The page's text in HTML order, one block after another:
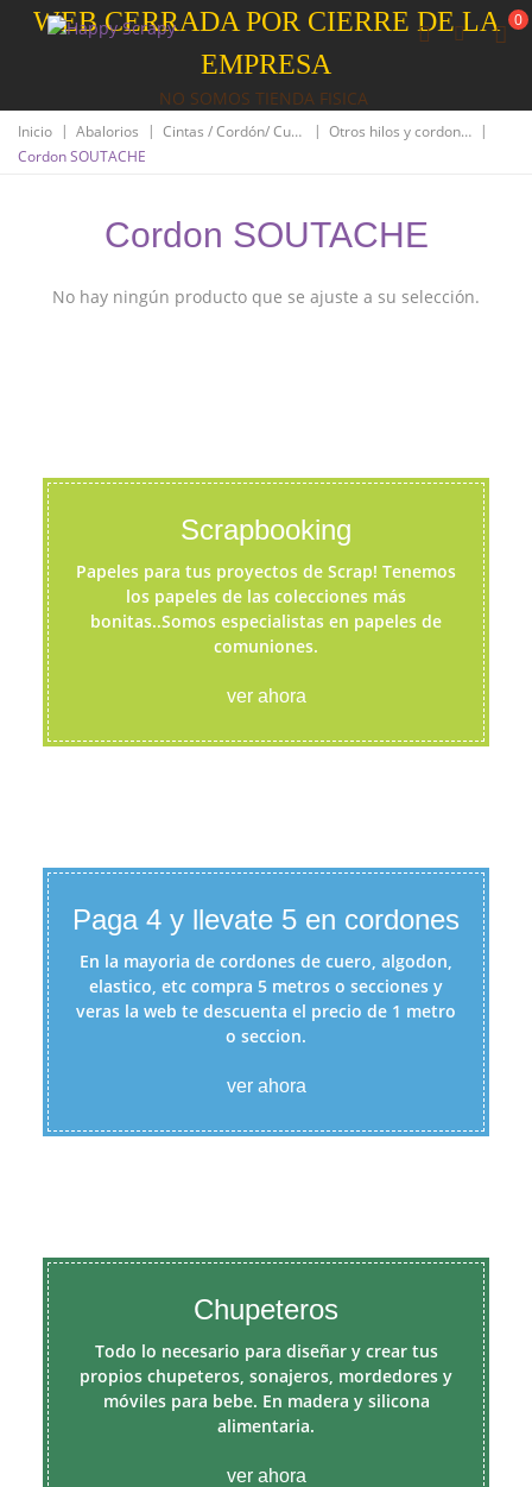
WEB CERRADA POR CIERRE DE LA
EMPRESA
NO SOMOS TIENDA FISICA
0
Inicio | Abalorios | Cintas / Cordón/ Cuero | Otros hilos y cordones |
Cordon SOUTACHE
Cordon SOUTACHE
No hay ningún producto que se ajuste a su selección.
Scrapbooking
Papeles para tus proyectos de Scrap! Tenemos
los papeles de las colecciones más
bonitas..Somos especialistas en papeles de
comuniones.
ver ahora
Paga 4 y llevate 5 en cordones
En la mayoria de cordones de cuero, algodon,
elastico, etc compra 5 metros o secciones y
veras la web te descuenta el precio de 1 metro
o seccion.
ver ahora
Chupeteros
Todo lo necesario para diseñar y crear tus
propios chupeteros, sonajeros, mordedores y
móviles para bebe. En madera y silicona
alimentaria.
ver ahora